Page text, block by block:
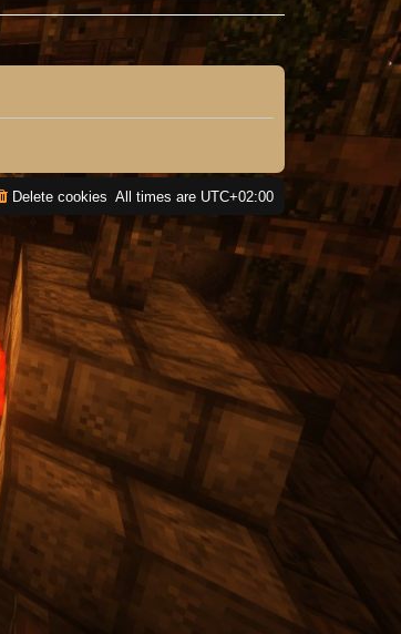
All times are UTC+02:00
Delete cookies